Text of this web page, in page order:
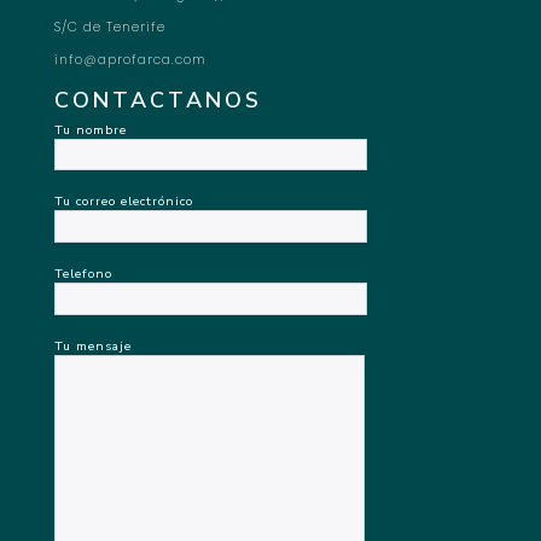
S/C de Tenerife
info@aprofarca.com
CONTACTANOS
Tu nombre
Tu correo electrónico
Telefono
Tu mensaje